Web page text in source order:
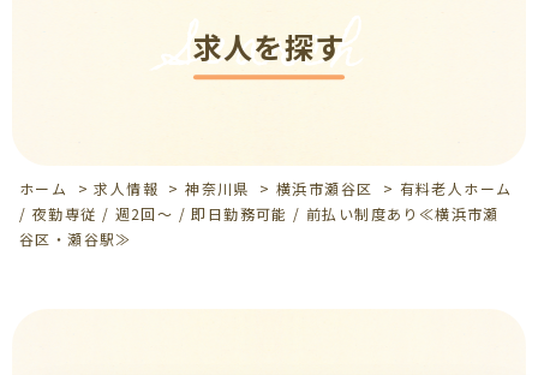
求人を探す
Search
ホーム >求人情報 >神奈川県 >横浜市瀬谷区 > 有料老人ホーム
/ 夜勤専従 / 週2回～ / 即日勤務可能 / 前払い制度あり≪横浜市瀬
谷区・瀬谷駅≫